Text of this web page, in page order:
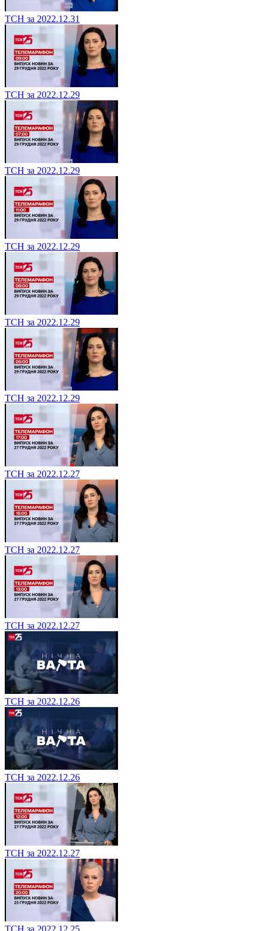
ТСН за 2022.12.31
ТСН за 2022.12.29
ТСН за 2022.12.29
ТСН за 2022.12.29
ТСН за 2022.12.29
ТСН за 2022.12.29
ТСН за 2022.12.27
ТСН за 2022.12.27
ТСН за 2022.12.27
ТСН за 2022.12.26
ТСН за 2022.12.26
ТСН за 2022.12.27
ТСН за 2022.12.25